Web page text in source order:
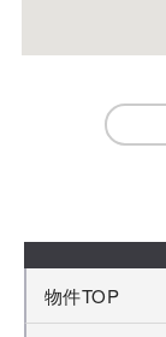
物件TOP